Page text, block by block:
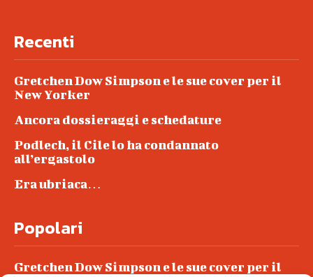
Recenti
Gretchen Dow Simpson e le sue cover per il
New Yorker
Ancora dossieraggi e schedature
Podlech, il Cile lo ha condannato
all’ergastolo
Era ubriaca…
Popolari
Gretchen Dow Simpson e le sue cover per il